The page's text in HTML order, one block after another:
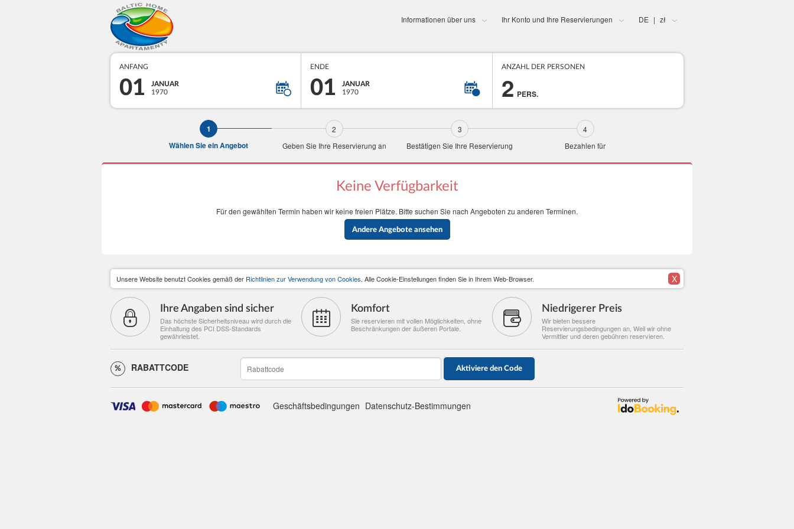
Informationen über uns Ihr Konto und Ihre Reservierungen DE | zł
ANFANG
01
JANUAR
1970
ENDE
01
JANUAR
1970
ANZAHL DER PERSONEN
2 PERS.
Wählen Sie ein Angebot Geben Sie Ihre Reservierung an Bestätigen Sie Ihre Reservierung Bezahlen für
Keine Verfügbarkeit
Für den gewählten Termin haben wir keine freien Plätze. Bitte suchen Sie nach Angeboten zu anderen Terminen.
Andere Angebote ansehen
Unsere Website benutzt Cookies gemäß der Richtlinien zur Verwendung von Cookies. Alle Cookie-Einstellungen finden Sie in Ihrem Web-Browser. X
Ihre Angaben sind sicher
Das höchste Sicherheitsniveau wird durch die
Einhaltung des PCI DSS-Standards
gewährleistet.
Komfort
Sie reservieren mit vollen Möglichkeiten, ohne
Beschränkungen der äußeren Portale.
Niedrigerer Preis
Wir bieten bessere
Reservierungsbedingungen an, Weil wir ohne
Vermittler und deren gebühren reservieren.
RABATTCODE Aktiviere den Code
Geschäftsbedingungen Datenschutz-Bestimmungen